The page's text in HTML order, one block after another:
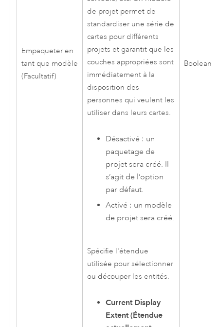
Empaqueter en
tant que modèle
(Facultatif)
de projet permet de
standardiser une série de
cartes pour différents
projets et garantit que les
couches appropriées sont
immédiatement à la
disposition des
personnes qui veulent les
utiliser dans leurs cartes.
Désactivé : un
paquetage de
projet sera créé. Il
s’agit de l’option
par défaut.
Activé : un modèle
de projet sera créé.
Boolean
Spécifie l'étendue
utilisée pour sélectionner
ou découper les entités.
Current Display
Extent (Étendue